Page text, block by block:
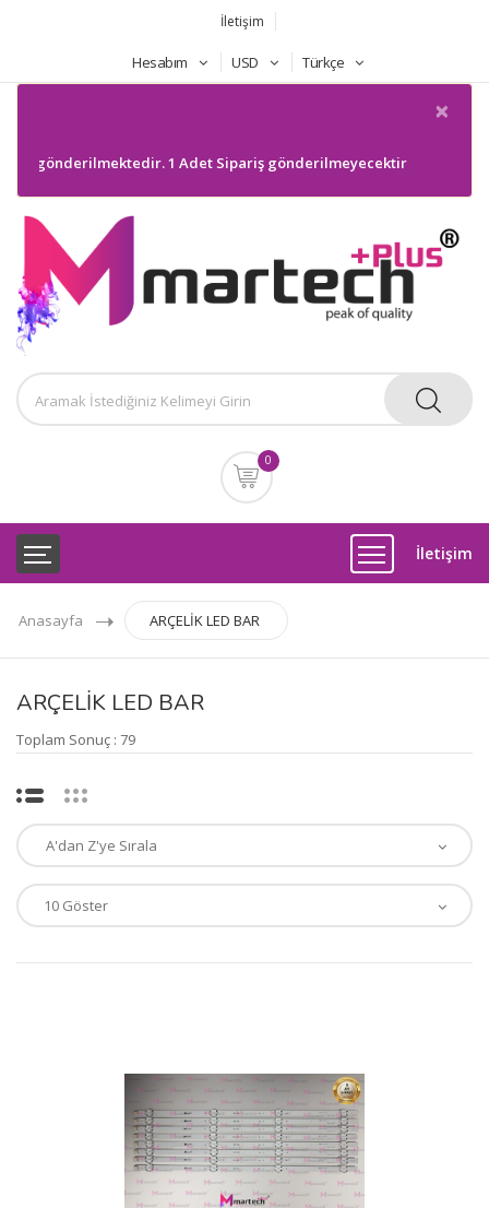
İletişim
Hesabım USD Türkçe
×
1 Adet Sipariş gönderilmeyecektir. Bilgilerinize sunarım
0
İletişim
Anasayfa ARÇELİK LED BAR
ARÇELİK LED BAR
Toplam Sonuç : 79